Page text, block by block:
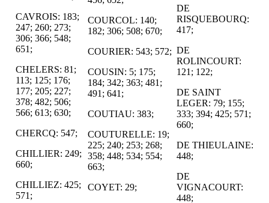
CAVROIS: 183;
247; 260; 273;
306; 366; 548;
651;
CHELERS: 81;
113; 125; 176;
177; 205; 227;
378; 482; 506;
566; 613; 630;
CHERCQ: 547;
CHILLIER: 249;
660;
CHILLIEZ: 425;
571;
COURCOL: 140;
182; 306; 508; 670;
COURIER: 543; 572;
COUSIN: 5; 175;
184; 342; 363; 481;
491; 641;
COUTIAU: 383;
COUTURELLE: 19;
225; 240; 253; 268;
358; 448; 534; 554;
663;
COYET: 29;
DE
RISQUEBOURQ:
417;
DE
ROLINCOURT:
121; 122;
DE SAINT
LEGER: 79; 155;
333; 394; 425; 571;
660;
DE THIEULAINE:
448;
DE
VIGNACOURT:
448;